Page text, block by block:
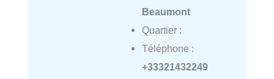
Beaumont
Quartier :
Téléphone :
+33321432249